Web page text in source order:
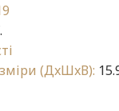
(ДxШxВ):